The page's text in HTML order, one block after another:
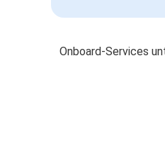
Onboard-Services